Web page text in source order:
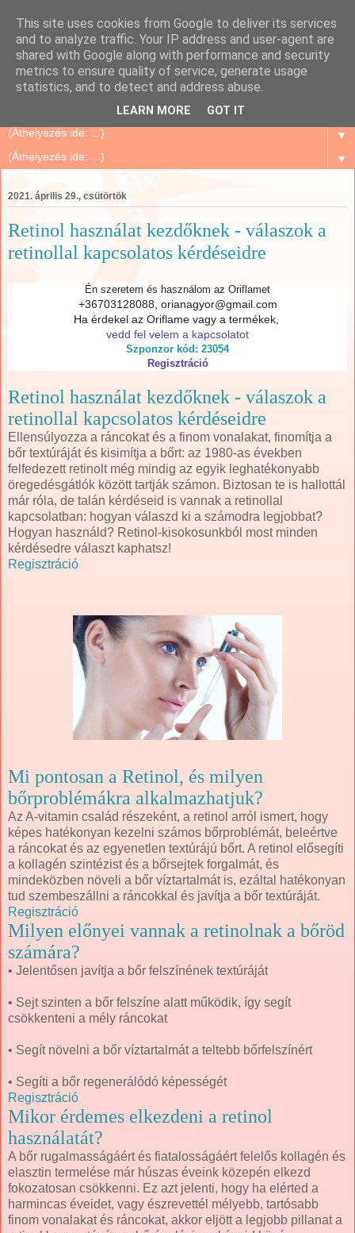
Szépségápolás Otthon
Oriflame Mindenkinek, mert megbízható és sok tanács,
történet, tapasztalat...
▼
▼
2021. április 29., csütörtök
Retinol használat kezdőknek - válaszok a
retinollal kapcsolatos kérdéseidre
Én szeretem és használom az Oriflamet
+36703128088, orianagyor@gmail.com
Ha érdekel az Oriflame vagy a termékek,
vedd fel velem a kapcsolatot
Szponzor kód: 23054
Regisztráció
Retinol használat kezdőknek - válaszok a
retinollal kapcsolatos kérdéseidre
Ellensúlyozza a ráncokat és a finom vonalakat, finomítja a
bőr textúráját és kisimítja a bőrt: az 1980-as években
felfedezett retinolt még mindig az egyik leghatékonyabb
öregedésgátlók között tartják számon. Biztosan te is hallottál
már róla, de talán kérdéseid is vannak a retinollal
kapcsolatban: hogyan válaszd ki a számodra legjobbat?
Hogyan használd? Retinol-kisokosunkból most minden
kérdésedre választ kaphatsz!
Regisztráció
Mi pontosan a Retinol, és milyen
bőrproblémákra alkalmazhatjuk?
Az A-vitamin család részeként, a retinol arról ismert, hogy
képes hatékonyan kezelni számos bőrproblémát, beleértve
a ráncokat és az egyenetlen textúrájú bőrt. A retinol elősegíti
a kollagén szintézist és a bőrsejtek forgalmát, és
mindeközben növeli a bőr víztartalmát is, ezáltal hatékonyan
tud szembeszállni a ráncokkal és javítja a bőr textúráját.
Regisztráció
Milyen előnyei vannak a retinolnak a bőröd
számára?
• Jelentősen javítja a bőr felszínének textúráját
• Sejt szinten a bőr felszíne alatt működik, így segít
csökkenteni a mély ráncokat
• Segít növelni a bőr víztartalmát a teltebb bőrfelszínért
• Segíti a bőr regenerálódó képességét
Regisztráció
Mikor érdemes elkezdeni a retinol
használatát?
A bőr rugalmasságáért és fiatalosságáért felelős kollagén és
elasztin termelése már húszas éveink közepén elkezd
fokozatosan csökkenni. Ez azt jelenti, hogy ha elérted a
harmincas éveidet, vagy észrevettél mélyebb, tartósabb
finom vonalakat és ráncokat, akkor eljött a legjobb pillanat a
This site uses cookies from Google to deliver its services
and to analyze traffic. Your IP address and user-agent are
shared with Google along with performance and security
metrics to ensure quality of service, generate usage
statistics, and to detect and address abuse.
LEARN MORE GOT IT